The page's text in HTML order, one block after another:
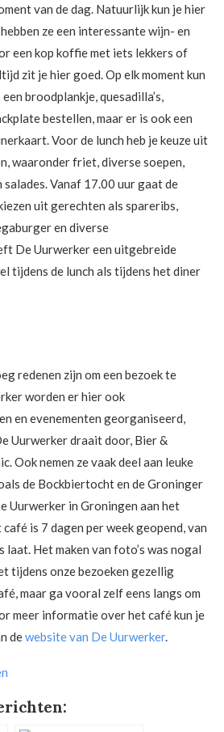
van de dag. Natuurlijk kun je hier
ze een interessante wijn- en
een kop koffie met iets lekkers of
zit je hier goed. Op elk moment kun
broodplankje, quesadilla’s,
bestellen, maar er is ook een
Voor de lunch heb je keuze uit
waaronder friet, diverse soepen,
salades. Vanaf 17.00 uur gaat de
uit gerechten als spareribs,
en diverse
De Uurwerker een uitgebreide
tijdens de lunch als tijdens het diner
redenen zijn om een bezoek te
worden er hier ook
en evenementen georganiseerd,
Uurwerker draait door, Bier &
Ook nemen ze vaak deel aan leuke
de Bockbiertocht en de Groninger
Uurwerker in Groningen aan het
is 7 dagen per week geopend, van
laat. Het maken van foto’s was nogal
tijdens onze bezoeken gezellig
maar ga vooral zelf eens langs om
meer informatie over het café kun je
dewebsite van De Uurwerker.